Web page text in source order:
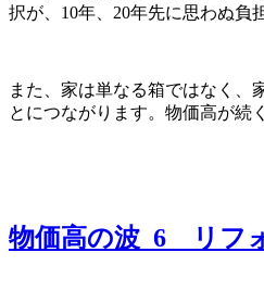
択が、10年、20年先に思わぬ負
また、家は単なる箱ではなく、
とにつながります。物価高が続
物価高の波_6 リフ